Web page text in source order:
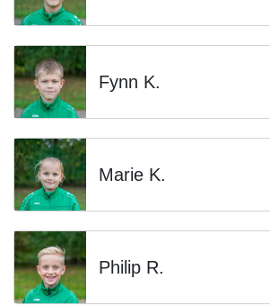
Fynn K.
Marie K.
Philip R.